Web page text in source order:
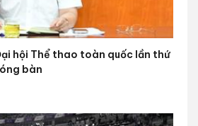
hội Thể thao toàn quốc lần thứ
bàn